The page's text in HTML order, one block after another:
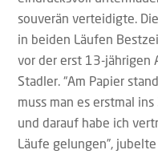
souverän verteidigte.
in beiden Läufen
vor der erst 13-jährigen
Stadler. “Am Papier
muss man es erstmal
und darauf habe ich
Läufe gelungen”,